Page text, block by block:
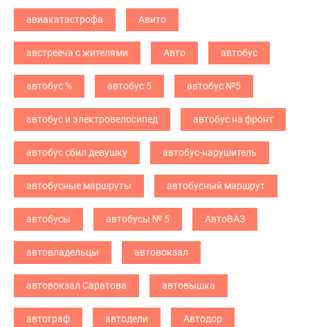
авиакатастрофа Авито
австрееча с жителями Авто автобус
автобус % автобус 5 автобус №5
автобус и электровелосипед автобус на фронт
автобус сбил девушку автобус-нарушитель
автобусные маршруты автобусный маршрут
автобусы автобусы № 5 АвтоВАЗ
автовладельцы автовокзал
автовокзал Саратова автовышка
автограф автодели Автодор